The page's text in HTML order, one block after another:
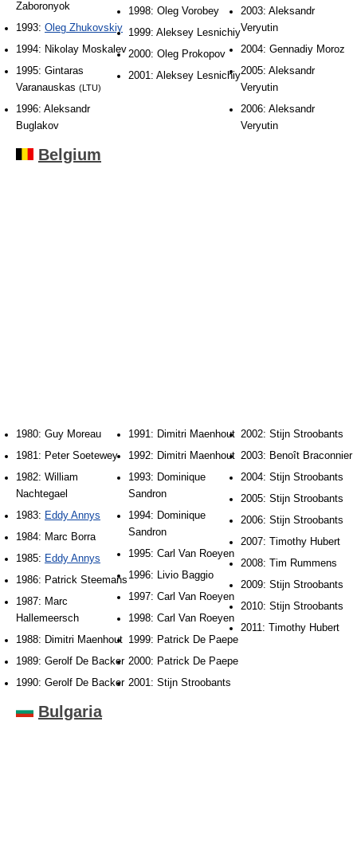
Zaboronyok
1993: Oleg Zhukovskiy
1994: Nikolay Moskalev
1995: Gintaras
Varanauskas (LTU)
1996: Aleksandr
Buglakov
1998: Oleg Vorobey
1999: Aleksey Lesnichiy
2000: Oleg Prokopov
2001: Aleksey Lesnichiy
2003: Aleksandr
Veryutin
2004: Gennadiy Moroz
2005: Aleksandr
Veryutin
2006: Aleksandr
Veryutin
Belgium
1980: Guy Moreau
1981: Peter Soetewey
1982: William
Nachtegael
1983: Eddy Annys
1984: Marc Borra
1985: Eddy Annys
1986: Patrick Steemans
1987: Marc
Hallemeersch
1988: Dimitri Maenhout
1989: Gerolf De Backer
1990: Gerolf De Backer
1991: Dimitri Maenhout
1992: Dimitri Maenhout
1993: Dominique
Sandron
1994: Dominique
Sandron
1995: Carl Van Roeyen
1996: Livio Baggio
1997: Carl Van Roeyen
1998: Carl Van Roeyen
1999: Patrick De Paepe
2000: Patrick De Paepe
2001: Stijn Stroobants
2002: Stijn Stroobants
2003: Benoît Braconnier
2004: Stijn Stroobants
2005: Stijn Stroobants
2006: Stijn Stroobants
2007: Timothy Hubert
2008: Tim Rummens
2009: Stijn Stroobants
2010: Stijn Stroobants
2011: Timothy Hubert
Bulgaria